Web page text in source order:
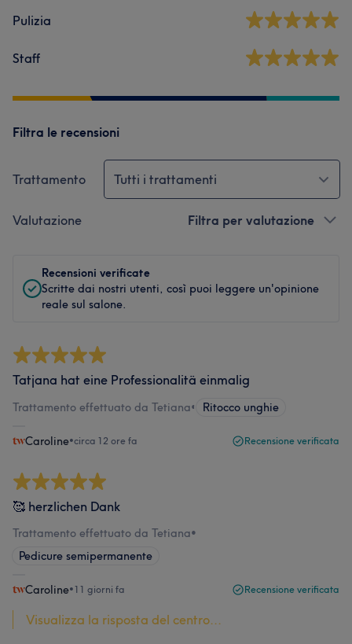
Pulizia
Staff
Filtra le recensioni
Trattamento Tutti i trattamenti
Valutazione Filtra per valutazione
Recensioni verificate
Scritte dai nostri utenti, così puoi leggere un'opinione
reale sul salone.
Tatjana hat eine Professionalitä einmalig
Trattamento effettuato da Tetiana• Ritocco unghie
Caroline•circa 12 ore fa Recensione verificata
🥰 herzlichen Dank
Trattamento effettuato da Tetiana•
Pedicure semipermanente
Caroline•11 giorni fa Recensione verificata
Visualizza la risposta del centro...